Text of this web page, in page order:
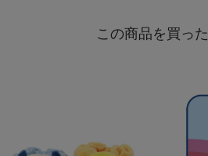
この商品を買っ